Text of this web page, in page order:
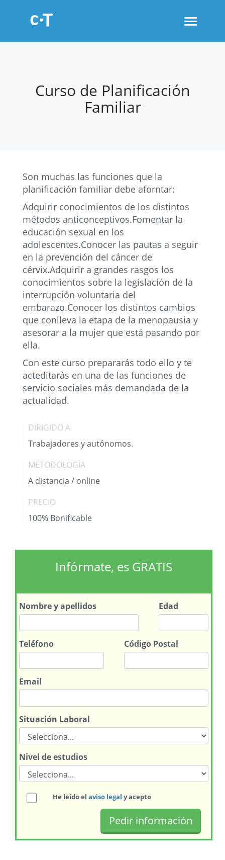
Toggle
Curso de Planificación
Familiar
Son muchas las funciones que la
planificación familiar debe aforntar:
Adquirir conocimientos de los distintos
métodos anticonceptivos.Fomentar la
educación sexual en los
adolescentes.Conocer las pautas a seguir
en la prevención del cáncer de
cérvix.Adquirir a grandes rasgos los
conocimientos sobre la legislación de la
interrupción voluntaria del
embarazo.Conocer los distintos cambios
que conlleva la etapa de la menopausia y
asesorar a la mujer que está pasando por
ella.
Con este curso prepararás todo ello y te
acteditarás en una de las funciones de
servicio sociales más demandada de la
actualidad.
DIRIGIDO A
Trabajadores y autónomos.
METODOLOGÍA
A distancia / online
PRECIO
100% Bonificable
Infórmate, es GRATIS
Nombrey apellidos Edad
Teléfono Código Postal
Email
Situación Laboral
Nivel de estudios
He leído el aviso legal y acepto